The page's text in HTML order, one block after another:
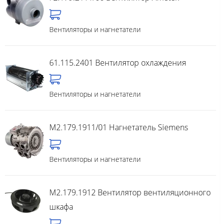
Вентиляторы и нагнетатели
61.115.2401 Вентилятор охлаждения
Вентиляторы и нагнетатели
M2.179.1911/01 Нагнетатель Siemens
Вентиляторы и нагнетатели
M2.179.1912 Вентилятор вентиляционного
шкафа